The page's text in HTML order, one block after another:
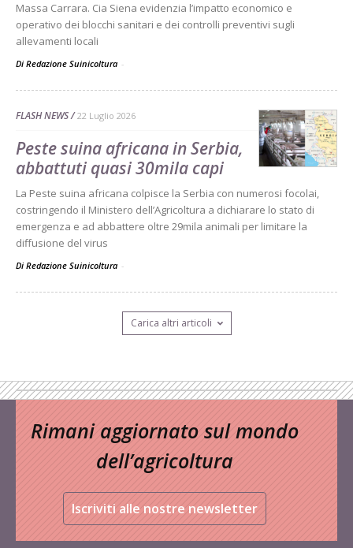
Massa Carrara. Cia Siena evidenzia l’impatto economico e
operativo dei blocchi sanitari e dei controlli preventivi sugli
allevamenti locali
Di Redazione Suinicoltura -
FLASH NEWS 22 Luglio 2026
Peste suina africana in Serbia,
abbattuti quasi 30mila capi
La Peste suina africana colpisce la Serbia con numerosi focolai,
costringendo il Ministero dell’Agricoltura a dichiarare lo stato di
emergenza e ad abbattere oltre 29mila animali per limitare la
diffusione del virus
Di Redazione Suinicoltura -
Carica altri articoli
Rimani aggiornato sul mondo
dell’agricoltura
Iscriviti alle nostre newsletter